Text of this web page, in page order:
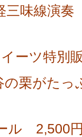
味線演奏
ーツ特別
がたっぷ
税